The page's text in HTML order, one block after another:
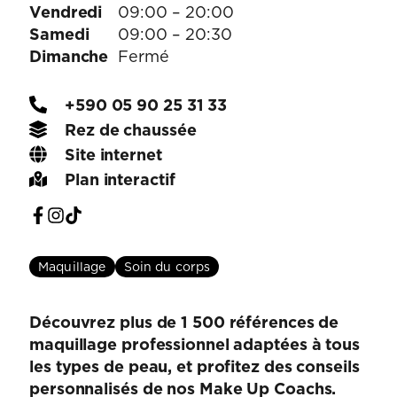
Maquillage Soin du corps
Découvrez plus de 1 500 références de
maquillage professionnel adaptées à tous
les types de peau, et profitez des conseils
personnalisés de nos Make Up Coachs.
Vendredi
09:00 – 20:00
Samedi
09:00 – 20:30
Dimanche Fermé
+590 05 90 25 31 33
Rez de chaussée
Site internet
Plan interactif